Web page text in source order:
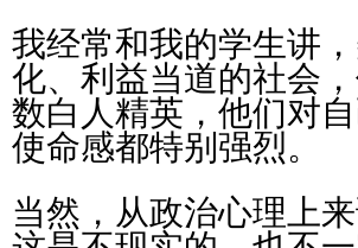
我经常和我的学生讲
化、利益当道的社会
数白人精英，他们对
使命感都特别强烈。
当然，从政治心理上